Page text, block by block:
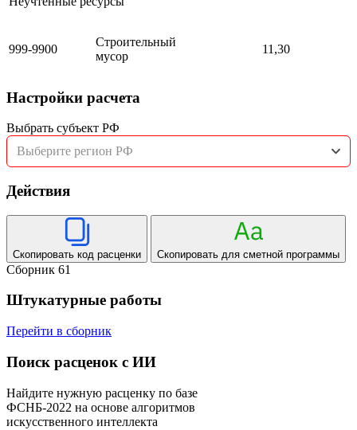
999-9900
Строительный
мусор
11,30
Настройки расчета
Выбрать субъект РФ
Выберите регион РФ
Действия
Скопировать код расценки Скопировать для сметной программы
Сборник 61
Штукатурные работы
Перейти в сборник
Поиск расценок с ИИ
Найдите нужную расценку по базе
ФСНБ-2022 на основе алгоритмов
искусственного интеллекта